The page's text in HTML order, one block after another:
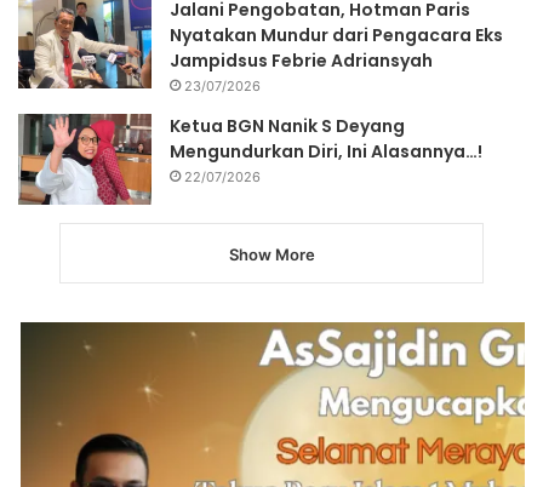
Jalani Pengobatan, Hotman Paris
Nyatakan Mundur dari Pengacara Eks
Jampidsus Febrie Adriansyah
23/07/2026
Ketua BGN Nanik S Deyang
Mengundurkan Diri, Ini Alasannya…!
22/07/2026
Show More